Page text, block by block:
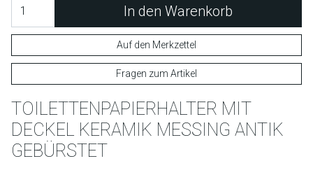
In den Warenkorb
Auf den Merkzettel
Fragen zum Artikel
TOILETTENPAPIERHALTER MIT
DECKEL KERAMIK MESSING ANTIK
GEBÜRSTET